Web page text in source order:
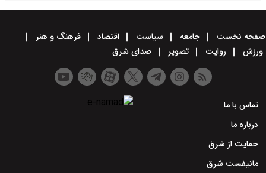
صفحه نخست جامعه سیاست اقتصاد
فرهنگ و هنر
ورزش
روایت تصویر صدای شرق
تماس با ما
درباره ما
حمایت از شرق
مانیفست شرق